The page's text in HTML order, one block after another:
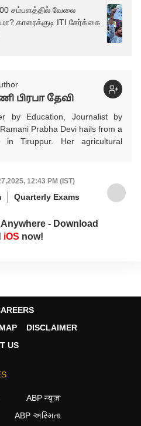
சம்பளத்தில் வேலை
காரைக்குடி ITI சேர்க்கை
பிரபா தேவி
by Education, Journalist by
Prabha Devi hails from a
in Tiruppur. Her agricultural
joined Journalism with utmost
She has been working in Tamil
past 11 years. Her areas of
Women, Health, Positive and
news. She is the author of
to politics, national and
events to the public. Currently
website.
12:43 PM (IST)
Quarterly Exams
- Download
iOS now!
DISCLAIMER
US
ABP न्यूज़
ABP અસ્મિતા